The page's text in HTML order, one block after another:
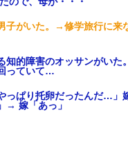
子がいた。→修学旅行に来
知的障害のオッサンがいた
っていて…
っぱり托卵だったんだ…」
→ 嫁「あっ」